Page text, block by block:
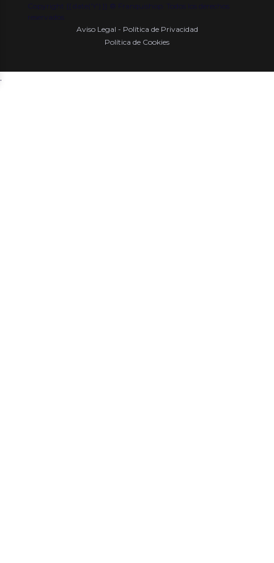
Copyright {{ date('Y') }} ® Franquishop. Todos los derechos
reservados
Aviso Legal - Política de Privacidad
Política de Cookies
.